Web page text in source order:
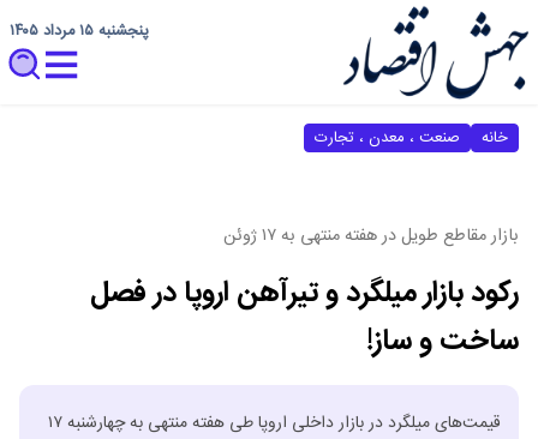
پنجشنبه ۱۵ مرداد ۱۴۰۵
خانه صنعت ، معدن ، تجارت
بازار مقاطع طویل در هفته منتهی به ۱۷ ژوئن
رکود بازار میلگرد و تیرآهن اروپا در فصل
ساخت و ساز!
قیمت‌های میلگرد در بازار داخلی اروپا طی هفته منتهی به چهارشنبه ۱۷